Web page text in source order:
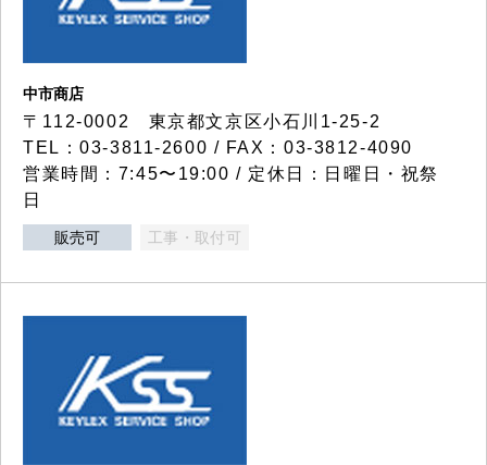
中市商店
〒112-0002 東京都文京区小石川1-25-2
TEL：03-3811-2600 / FAX：03-3812-4090
営業時間：7:45〜19:00 / 定休日：日曜日・祝祭
日
販売可 工事・取付可